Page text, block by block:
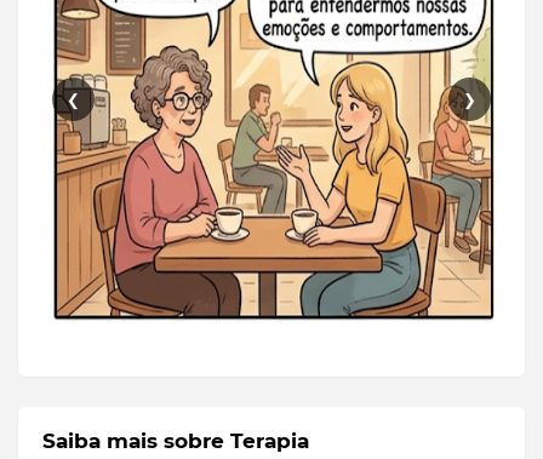
❮ ❯
Saiba mais sobre Terapia